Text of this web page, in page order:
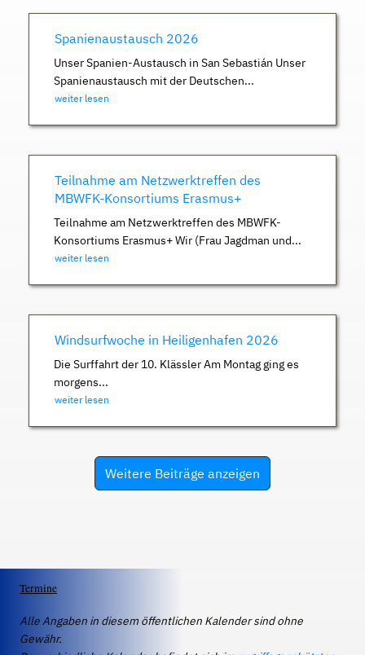
Spanienaustausch 2026
Unser Spanien-Austausch in San Sebastián Unser
Spanienaustausch mit der Deutschen...
weiter lesen
Teilnahme am Netzwerktreffen des
MBWFK-Konsortiums Erasmus+
Teilnahme am Netzwerktreffen des MBWFK-
Konsortiums Erasmus+ Wir (Frau Jagdman und...
weiter lesen
Windsurfwoche in Heiligenhafen 2026
Die Surffahrt der 10. Klässler Am Montag ging es
morgens...
weiter lesen
Weitere Beiträge anzeigen
Termine
Alle Angaben in diesem öffentlichen Kalender sind ohne
Gewähr.